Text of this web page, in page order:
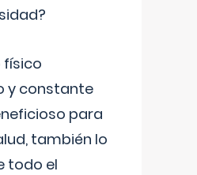
físico
y constante
para
también lo
todo el